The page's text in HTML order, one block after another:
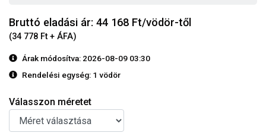
Bruttó eladási ár: 44 168 Ft/vödör-től
(34 778 Ft + ÁFA)
Árak módosítva: 2026-08-09 03:30
Rendelési egység: 1 vödör
Válasszon méretet